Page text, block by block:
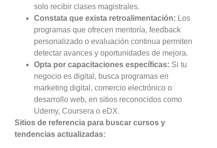
solo recibir clases magistrales.
Constata que exista retroalimentación: Los
programas que ofrecen mentoría, feedback
personalizado o evaluación continua permiten
detectar avances y oportunidades de mejora.
Opta por capacitaciones específicas: Si tu
negocio es digital, busca programas en
marketing digital, comercio electrónico o
desarrollo web, en sitios reconocidos como
Udemy, Coursera o eDX.
Sitios de referencia para buscar cursos y
tendencias actualizadas: